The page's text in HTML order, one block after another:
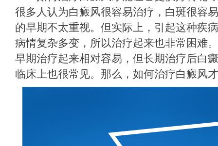
很多人认为白癜风很容易治疗，白斑很容
的早期不太重视。但实际上，引起这种疾
病情复杂多变，所以治疗起来也非常困难
早期治疗起来相对容易，但长期治疗后白
临床上也很常见。那么，如何治疗白癜风